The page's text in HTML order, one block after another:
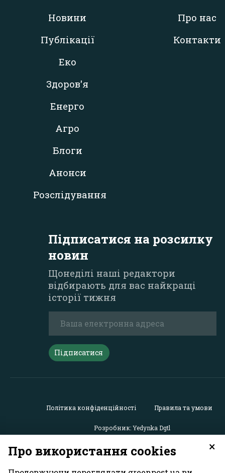
Новини
Публікації
Еко
Здоров'я
Енерго
Агро
Блоги
Анонси
Розслідування
Про нас
Контакти
Підписатися на розсилку
новин
Щонеділі наші редактори
відбирають для вас найкращі
історії тижня
Підписатися
Політика конфіденційності Правила та умови
Розробник: Yedynka Dgtl
×
Про використання cookies